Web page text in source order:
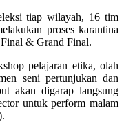
tiap wilayah, 16 tim
proses karantina
Final & Grand Final.
pelajaran etika, olah
seni pertunjukan dan
akan digarap langsung
untuk perform malam